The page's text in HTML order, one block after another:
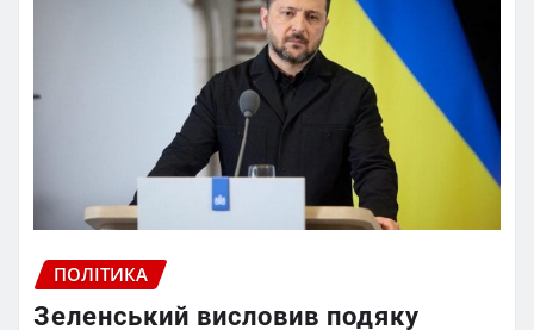
ПОЛІТИКА
Зеленський висловив подяку